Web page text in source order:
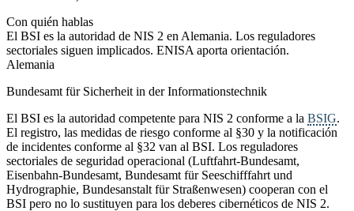
Con quién hablas
El BSI es la autoridad de NIS 2 en Alemania. Los reguladores
sectoriales siguen implicados. ENISA aporta orientación.
Alemania
Bundesamt für Sicherheit in der Informationstechnik
El BSI es la autoridad competente para NIS 2 conforme a la BSIG.
El registro, las medidas de riesgo conforme al §30 y la notificación
de incidentes conforme al §32 van al BSI. Los reguladores
sectoriales de seguridad operacional (Luftfahrt-Bundesamt,
Eisenbahn-Bundesamt, Bundesamt für Seeschifffahrt und
Hydrographie, Bundesanstalt für Straßenwesen) cooperan con el
BSI pero no lo sustituyen para los deberes cibernéticos de NIS 2.